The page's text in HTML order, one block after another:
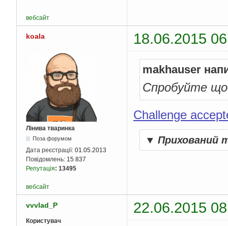
}
}
}
for (i = 0; i <
        cout
<<
}
вебсайт
koala 18.06.2015
Лінива тваринка
Поза форумом
Дата реєстрації: 01.05.2013
Повідомлень: 15 837
Репутація: 13495
makhauser
Спробуйте
Challenge
▼ Прихований
вебсайт
vvvlad_P 22.06.2015
Користувач